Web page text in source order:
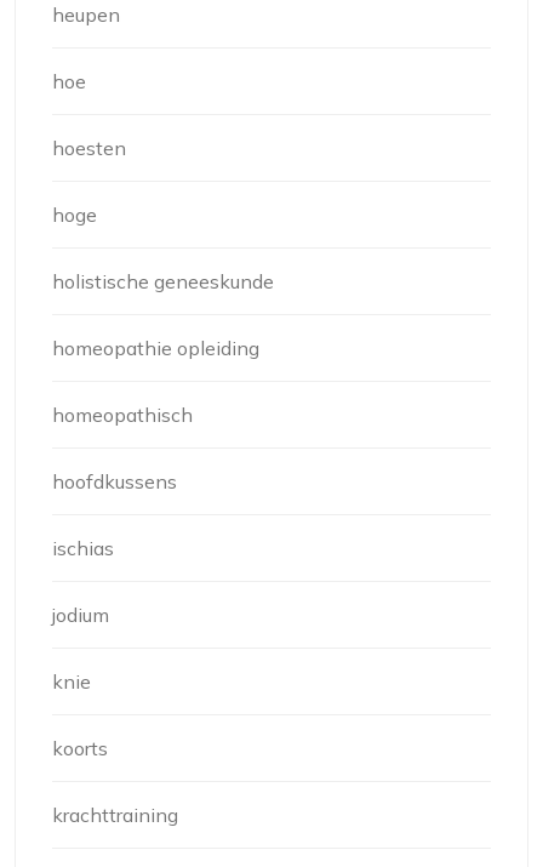
heupen
hoe
hoesten
hoge
holistische geneeskunde
homeopathie opleiding
homeopathisch
hoofdkussens
ischias
jodium
knie
koorts
krachttraining